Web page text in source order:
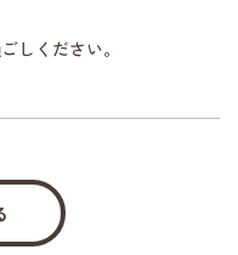
しください。